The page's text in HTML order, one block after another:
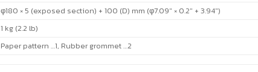
φ180 × 5 (exposed section) + 100 (D) mm (φ7.09″ × 0.2″ + 3.94″)
1 kg (2.2 lb)
Paper pattern …1, Rubber grommet …2